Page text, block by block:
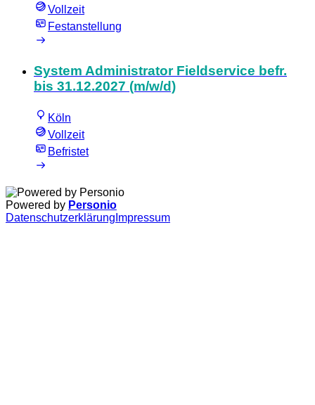
Vollzeit
Festanstellung
System Administrator Fieldservice befr.
bis 31.12.2027 (m/w/d)
Köln
Vollzeit
Befristet
Powered by Personio
Datenschutzerklärung Impressum